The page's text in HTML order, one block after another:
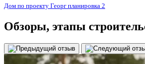
Дом по проекту Георг планировка 2
Обзоры, этапы